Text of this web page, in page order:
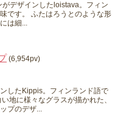
デザインしたloistava。フィン
です。 ふたはろうとのような形
は細...
(6,954pv)
したKippis。フィンランド語で
地に様々なグラスが描かれた、
プのデザ...